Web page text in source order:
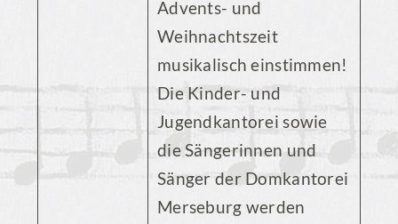
Advents- und
Weihnachtszeit
musikalisch einstimmen!
Die Kinder- und
Jugendkantorei sowie
die Sängerinnen und
Sänger der Domkantorei
Merseburg werden